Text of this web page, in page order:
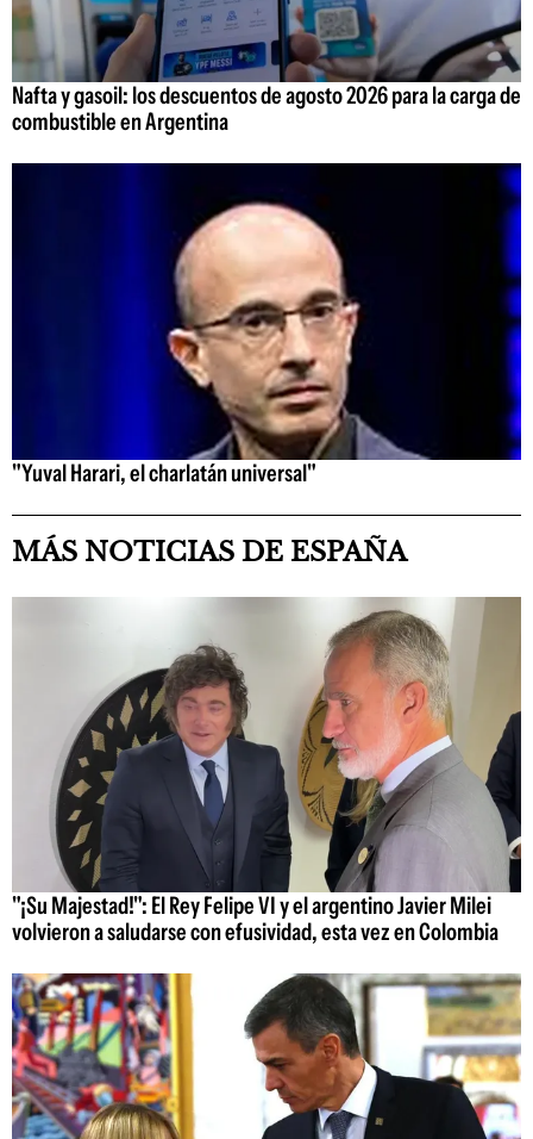
Nafta y gasoil: los descuentos de agosto 2026 para la carga de
combustible en Argentina
"Yuval Harari, el charlatán universal"
MÁS NOTICIAS DE ESPAÑA
"¡Su Majestad!": El Rey Felipe VI y el argentino Javier Milei
volvieron a saludarse con efusividad, esta vez en Colombia